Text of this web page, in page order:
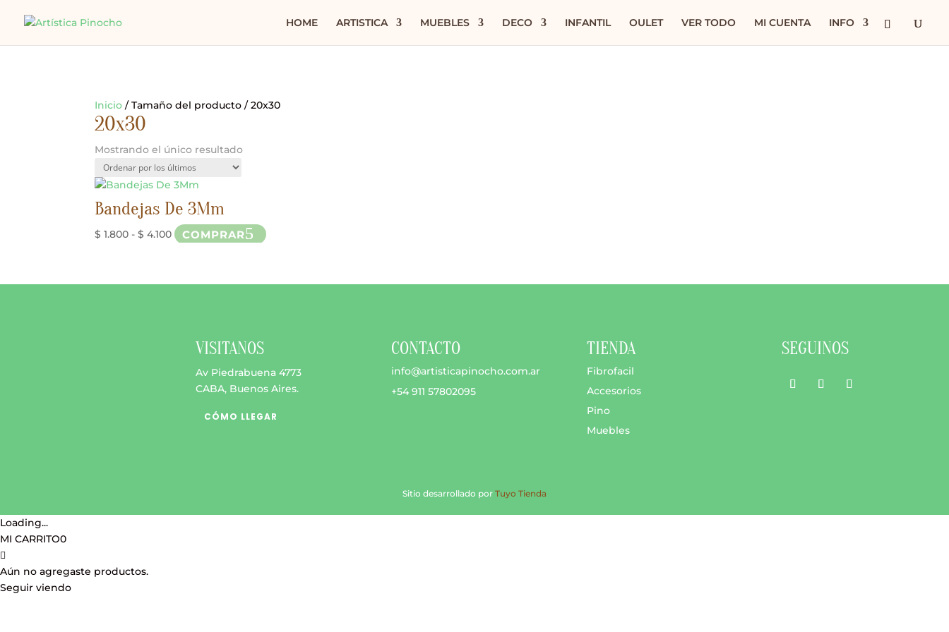
HOME ARTISTICA MUEBLES DECO INFANTIL OULET VER TODO MI CUENTA INFO
Inicio / Tamaño del producto / 20x30
20x30
Mostrando el único resultado
Bandejas De 3Mm
$ 1.800 - $ 4.100Rango
COMPRAR
Este
elegir
en
la
VISITANOS
Av Piedrabuena 4773
CABA, Buenos Aires.
CÓMO LLEGAR
CONTACTO
info@artisticapinocho.com.ar
+54 911 57802095
TIENDA
Fibrofacil
Accesorios
Pino
Muebles
SEGUINOS
Sitio desarrollado por Tuyo Tienda
Loading...
MI CARRITO0
Aún no agregaste productos.
Seguir viendo